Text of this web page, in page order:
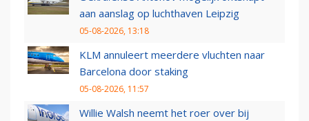
aan aanslag op luchthaven Leipzig
05-08-2026, 13:18
KLM annuleert meerdere vluchten naar
Barcelona door staking
05-08-2026, 11:57
Willie Walsh neemt het roer over bij